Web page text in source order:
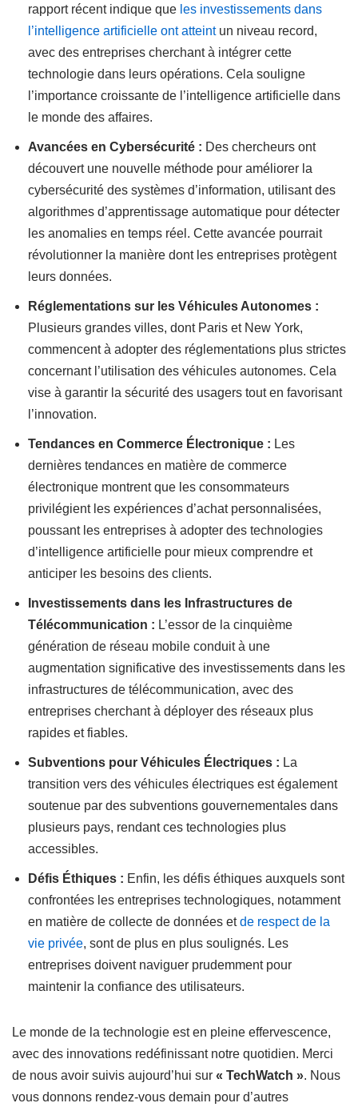
rapport récent indique que les investissements dans
l’intelligence artificielle ont atteintun niveau record,
avec des entreprises cherchant à intégrer cette
technologie dans leurs opérations. Cela souligne
l’importance croissante de l’intelligence artificielle dans
le monde des affaires.
Avancées en Cybersécurité : Des chercheurs ont
découvert une nouvelle méthode pour améliorer la
cybersécurité des systèmes d’information, utilisant des
algorithmes d’apprentissage automatique pour détecter
les anomalies en temps réel. Cette avancée pourrait
révolutionner la manière dont les entreprises protègent
leurs données.
Réglementations sur les Véhicules Autonomes :
Plusieurs grandes villes, dont Paris et New York,
commencent à adopter des réglementations plus strictes
concernant l’utilisation des véhicules autonomes. Cela
vise à garantir la sécurité des usagers tout en favorisant
l’innovation.
Tendances en Commerce Électronique : Les
dernières tendances en matière de commerce
électronique montrent que les consommateurs
privilégient les expériences d’achat personnalisées,
poussant les entreprises à adopter des technologies
d’intelligence artificielle pour mieux comprendre et
anticiper les besoins des clients.
Investissements dans les Infrastructures de
Télécommunication : L’essor de la cinquième
génération de réseau mobile conduit à une
augmentation significative des investissements dans les
infrastructures de télécommunication, avec des
entreprises cherchant à déployer des réseaux plus
rapides et fiables.
Subventions pour Véhicules Électriques : La
transition vers des véhicules électriques est également
soutenue par des subventions gouvernementales dans
plusieurs pays, rendant ces technologies plus
accessibles.
Défis Éthiques : Enfin, les défis éthiques auxquels sont
confrontées les entreprises technologiques, notamment
en matière de collecte de données etde respect de la
vie privée, sont de plus en plus soulignés. Les
entreprises doivent naviguer prudemment pour
maintenir la confiance des utilisateurs.
Le monde de la technologie est en pleine effervescence,
avec des innovations redéfinissant notre quotidien. Merci
de nous avoir suivis aujourd’hui sur « TechWatch ». Nous
vous donnons rendez-vous demain pour d’autres